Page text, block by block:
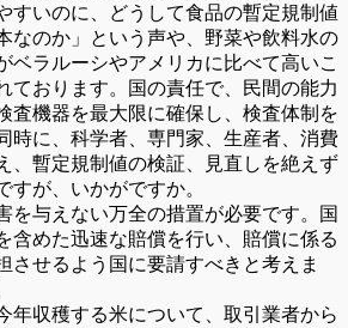
すいのに、どうして食品の暫定規制値
なのか」という声や、野菜や飲料水の
ベラルーシやアメリカに比べて高いこ
ております。国の責任で、民間の能力
査機器を最大限に確保し、検査体制を
時に、科学者、専門家、生産者、消費
、暫定規制値の検証、見直しを絶えず
すが、いかがですか。
与えない万全の措置が必要です。国
含めた迅速な賠償を行い、賠償に係る
させるよう国に要請すべきと考えま
収穫する米について、取引業者から